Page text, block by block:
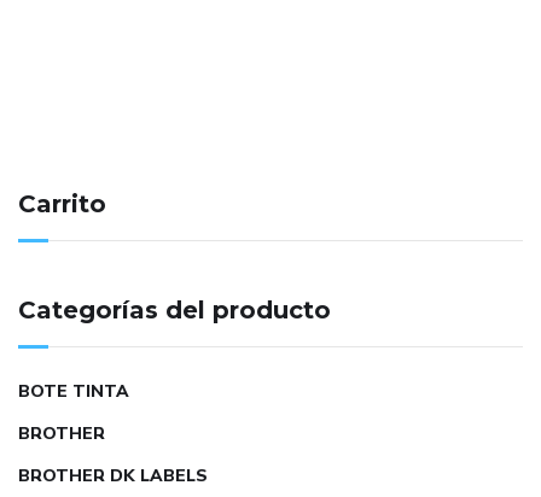
Carrito
Categorías del producto
BOTE TINTA
BROTHER
BROTHER DK LABELS